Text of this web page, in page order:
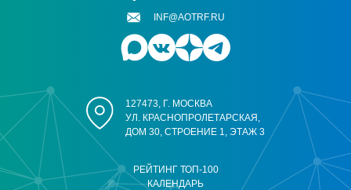
РЕЙТИНГ ТОП-100
КАЛЕНДАРЬ
127473, Г. МОСКВА
УЛ. КРАСНОПРОЛЕТАРСКАЯ,
ДОМ 30, СТРОЕНИЕ 1, ЭТАЖ 3
INF@AOTRF.RU